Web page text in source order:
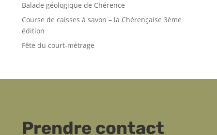
Balade géologique de Chérence
Course de caisses à savon – la Chérençaise 3ème
édition
Fête du court-métrage
Prendre contact